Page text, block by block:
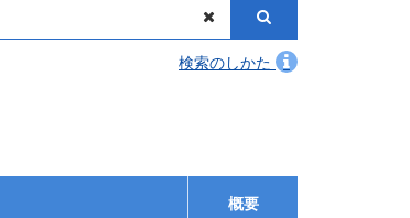
検索のしかた
概要